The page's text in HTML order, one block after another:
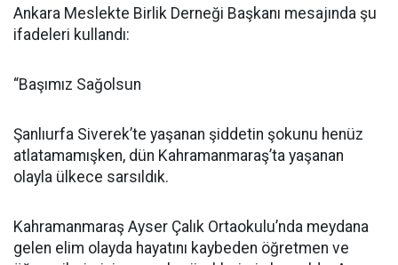
Ankara Meslekte Birlik Derneği Başkanı mesajında şu
ifadeleri kullandı:
“Başımız Sağolsun
Şanlıurfa Siverek’te yaşanan şiddetin şokunu henüz
atlatamamışken, dün Kahramanmaraş’ta yaşanan
olayla ülkece sarsıldık.
Kahramanmaraş Ayser Çalık Ortaokulu’nda meydana
gelen elim olayda hayatını kaybeden öğretmen ve